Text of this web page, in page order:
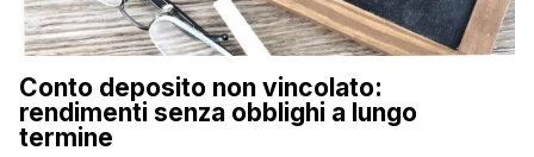
Conto deposito non vincolato:
rendimenti senza obblighi a lungo
termine